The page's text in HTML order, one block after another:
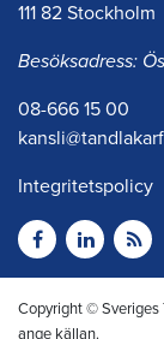
111 82 Stockholm
Besöksadress:
08-666 15 00
Integritetspolicy
Copyright © Sveriges
ange källan.